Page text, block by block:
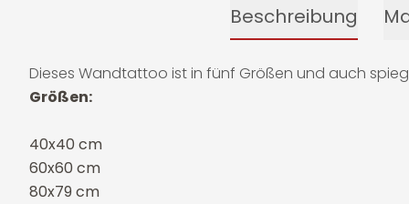
Beschreibung
Dieses Wandtattoo ist in fünf Größen und auch
Größen:
40x40 cm
60x60 cm
80x79 cm